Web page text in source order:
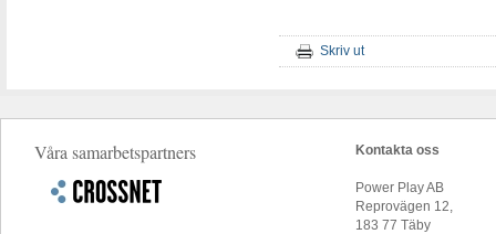
Skriv ut
Våra samarbetspartners Kontakta oss
Power Play AB
Reprovägen 12,
183 77 Täby